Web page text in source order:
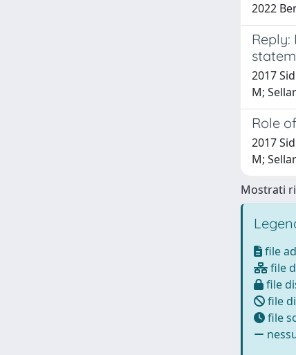
2022
Reply:
2017
M;
Role
2017
M;
Mostrati
file
file
file
file
file